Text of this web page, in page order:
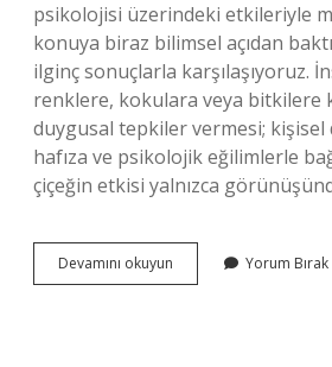
psikolojisi üzerindeki etkileriyle
konuya biraz bilimsel açıdan
ilginç sonuçlarla karşılaşıyoruz.
renklere, kokulara veya bitkilere
duygusal tepkiler vermesi;
hafıza ve psikolojik eğilimlerle
çiçeğin etkisi yalnızca
Devamını okuyun
burcu
Yorum Bırak